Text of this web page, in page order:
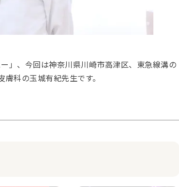
」、今回は神奈川県川崎市高津区、東急線溝の
科の玉城有紀先生です。